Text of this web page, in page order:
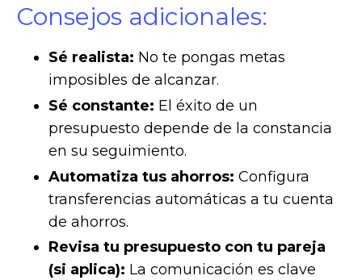
Consejos adicionales:
Sé realista: No te pongas metas
imposibles de alcanzar.
Sé constante: El éxito de un
presupuesto depende de la constancia
en su seguimiento.
Automatiza tus ahorros: Configura
transferencias automáticas a tu cuenta
de ahorros.
Revisa tu presupuesto con tu pareja
(si aplica): La comunicación es clave